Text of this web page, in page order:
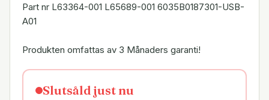
Part nr L63364-001 L65689-001 6035B0187301-USB-
A01
Produkten omfattas av 3 Månaders garanti!
Slutsåld just nu